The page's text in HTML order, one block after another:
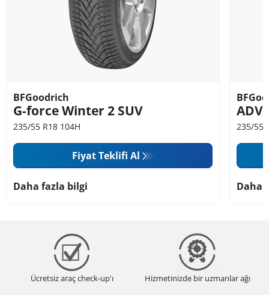
BFGoodrich
G-force Winter 2 SUV
235/55 R18 104H
Fiyat Teklifi Al
Daha fazla bilgi
235/55
Daha
Ücretsiz araç check-up'ı Hizmetinizde bir uzmanlar ağı